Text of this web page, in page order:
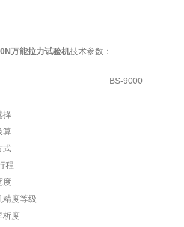
万能拉力试验机技术参数：
BS-9000
择
算
式
程
度
精度等级
析度